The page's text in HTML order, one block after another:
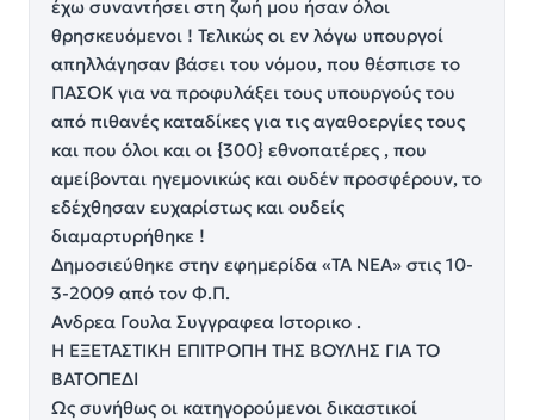
έχω συναντήσει στη ζωή μου ήσαν όλοι
θρησκευόμενοι ! Τελικώς οι εν λόγω υπουργοί
απηλλάγησαν βάσει του νόμου, που θέσπισε το
ΠΑΣΟΚ για να προφυλάξει τους υπουργούς του
από πιθανές καταδίκες για τις αγαθοεργίες τους
και που όλοι και οι {300} εθνοπατέρες , που
αμείβονται ηγεμονικώς και ουδέν προσφέρουν, το
εδέχθησαν ευχαρίστως και ουδείς
διαμαρτυρήθηκε !
Δημοσιεύθηκε στην εφημερίδα «ΤΑ ΝΕΑ» στις 10-
3-2009 από τον Φ.Π.
Ανδρεα Γουλα Συγγραφεα Ιστορικο .
Η ΕΞΕΤΑΣΤΙΚΗ ΕΠΙΤΡΟΠΗ ΤΗΣ ΒΟΥΛΗΣ ΓΙΑ ΤΟ
ΒΑΤΟΠΕΔΙ
Ως συνήθως οι κατηγορούμενοι δικαστικοί